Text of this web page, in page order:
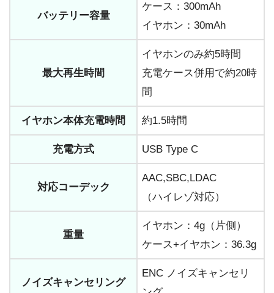
バッテリー容量
ケース：300mAh
イヤホン：30mAh
最大再生時間
イヤホンのみ約5時間
充電ケース併用で約20時
間
イヤホン本体充電時間 約1.5時間
充電方式 USB Type C
対応コーデック
AAC,SBC,LDAC
（ハイレゾ対応）
重量
イヤホン：4g（片側）
ケース+イヤホン：36.3g
ノイズキャンセリング
ENC ノイズキャンセリ